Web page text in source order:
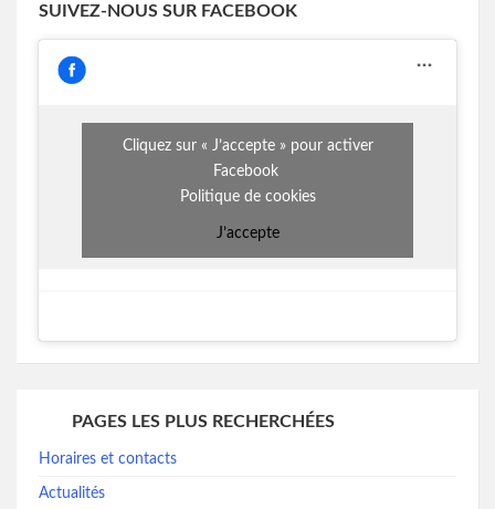
SUIVEZ-NOUS SUR FACEBOOK
Cliquez sur « J’accepte » pour activer
Facebook
Politique de cookies
J’accepte
PAGES LES PLUS RECHERCHÉES
Horaires et contacts
Actualités